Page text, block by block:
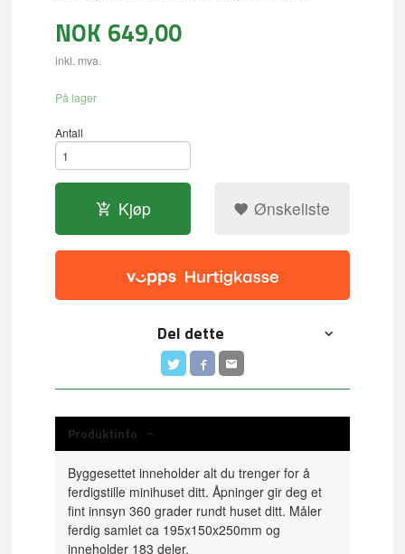
NOK 649,00
inkl. mva.
På lager
Antall
Kjøp Ønskeliste
Del dette
Produktinfo
Byggesettet inneholder alt du trenger for å
ferdigstille minihuset ditt. Åpninger gir deg et
fint innsyn 360 grader rundt huset ditt. Måler
ferdig samlet ca 195x150x250mm og
inneholder 183 deler.